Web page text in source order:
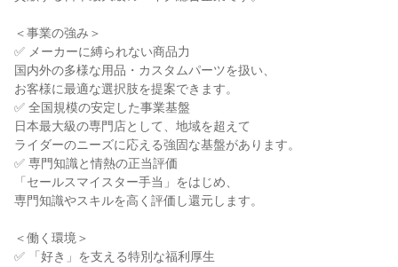
＜事業の強み＞
✅ メーカーに縛られない商品力
国内外の多様な用品・カスタムパーツを扱い、
お客様に最適な選択肢を提案できます。
✅ 全国規模の安定した事業基盤
日本最大級の専門店として、地域を超えて
ライダーのニーズに応える強固な基盤があります。
✅ 専門知識と情熱の正当評価
「セールスマイスター手当」をはじめ、
専門知識やスキルを高く評価し還元します。
＜働く環境＞
✅ 「好き」を支える特別な福利厚生